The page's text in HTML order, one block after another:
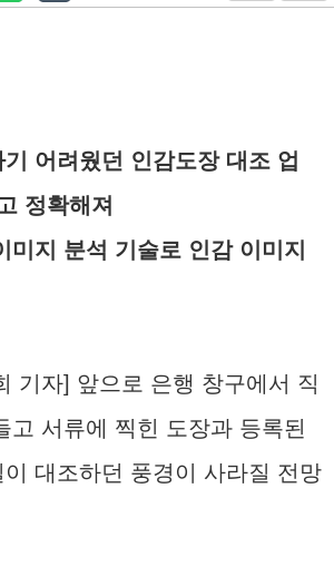
어려웠던 인감도장 대조 업
정확해져
미지 분석 기술로 인감 이미지
기자] 앞으로 은행 창구에서 직
고 서류에 찍힌 도장과 등록된
대조하던 풍경이 사라질 전망